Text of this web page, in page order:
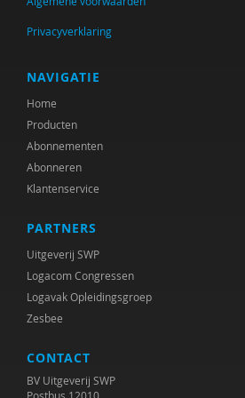
Mijntje ten Brummelaar
R.A.R. Bullens
Ruud Bullens
Mathilde Compagner
Giulia de Pascale
Ellen de Ruiter
Anke van Dijke
Sietske Dijkstra
Grietje Drooglever
Y. Dusault
Privacyverklaring
NAVIGATIE
Home
Producten
Abonnementen
Abonneren
Klantenservice
PARTNERS
Uitgeverij SWP
Logacom Congressen
Logavak Opleidingsgroep
Zesbee
CONTACT
BV Uitgeverij SWP